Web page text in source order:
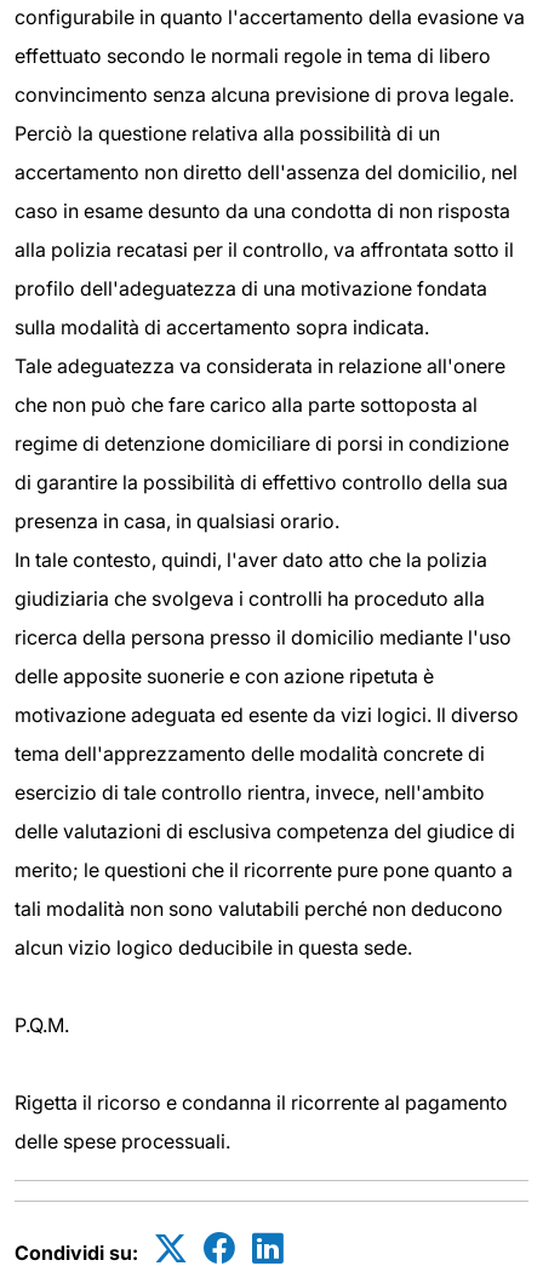
configurabile in quanto l'accertamento della evasione va
effettuato secondo le normali regole in tema di libero
convincimento senza alcuna previsione di prova legale.
Perciò la questione relativa alla possibilità di un
accertamento non diretto dell'assenza del domicilio, nel
caso in esame desunto da una condotta di non risposta
alla polizia recatasi per il controllo, va affrontata sotto il
profilo dell'adeguatezza di una motivazione fondata
sulla modalità di accertamento sopra indicata.
Tale adeguatezza va considerata in relazione all'onere
che non può che fare carico alla parte sottoposta al
regime di detenzione domiciliare di porsi in condizione
di garantire la possibilità di effettivo controllo della sua
presenza in casa, in qualsiasi orario.
In tale contesto, quindi, l'aver dato atto che la polizia
giudiziaria che svolgeva i controlli ha proceduto alla
ricerca della persona presso il domicilio mediante l'uso
delle apposite suonerie e con azione ripetuta è
motivazione adeguata ed esente da vizi logici. Il diverso
tema dell'apprezzamento delle modalità concrete di
esercizio di tale controllo rientra, invece, nell'ambito
delle valutazioni di esclusiva competenza del giudice di
merito; le questioni che il ricorrente pure pone quanto a
tali modalità non sono valutabili perché non deducono
alcun vizio logico deducibile in questa sede.
P.Q.M.
Rigetta il ricorso e condanna il ricorrente al pagamento
delle spese processuali.
Condividi su: